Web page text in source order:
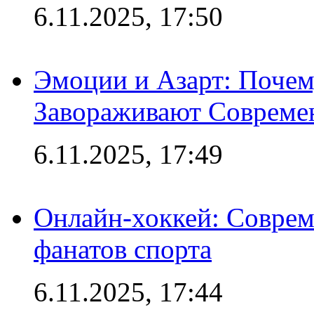
6.11.2025, 17:50
Эмоции и Азарт:
Завораживают
6.11.2025, 17:49
Онлайн-хоккей:
фанатов спорта
6.11.2025, 17:44